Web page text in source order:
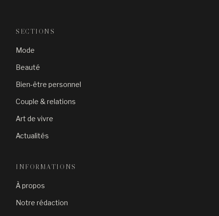
SECTIONS
Mode
Beauté
Bien-être personnel
Couple & relations
Art de vivre
Actualités
INFORMATIONS
À propos
Notre rédaction